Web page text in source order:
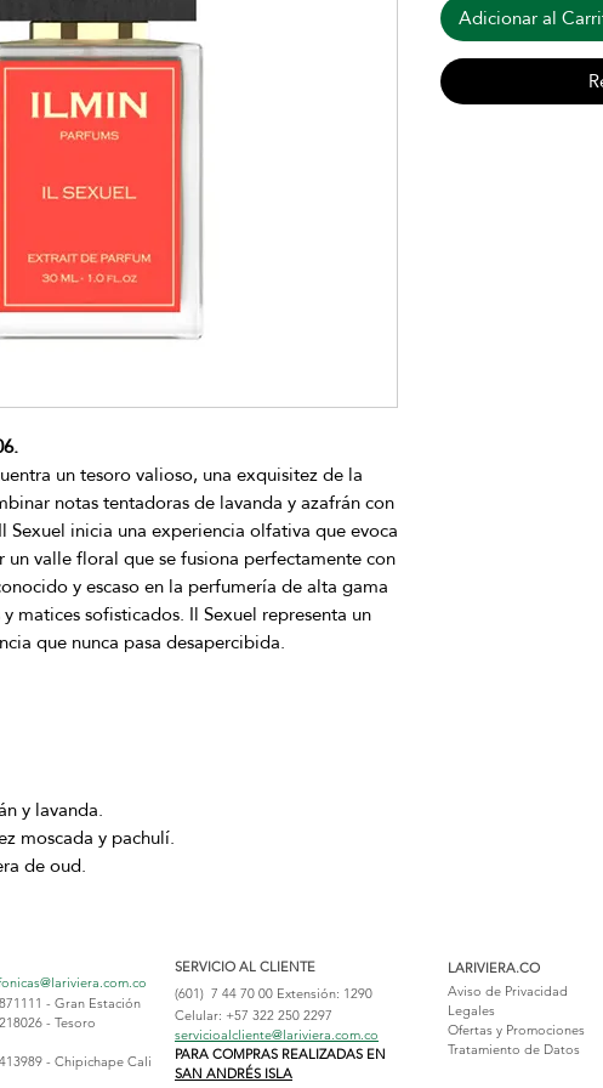
un tesoro valioso, una exquisitez de la
notas tentadoras de lavanda y azafrán con
Sexuel inicia una experiencia olfativa que evoca
un valle floral que se fusiona perfectamente con
y escaso en la perfumería de alta gama
matices sofisticados. Il Sexuel representa un
que nunca pasa desapercibida.
y lavanda.
moscada y pachulí.
de oud.
Adicionar al
- Gran Estación
- Tesoro
- Chipichape Cali
SERVICIO AL CLIENTE
(601) 7 44 70 00 Extensión: 1290
Celular: +57 322 250 2297
servicioalcliente@lariviera.com.co
PARA COMPRAS REALIZADAS EN
SAN ANDRÉS ISLA
LARIVIERA.CO
Aviso de Privacidad
Legales
Ofertas y Promociones
Tratamiento de Datos